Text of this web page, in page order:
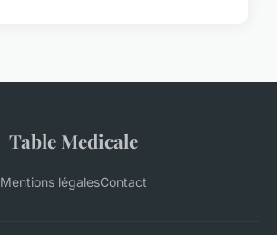
Table Medicale
Mentions légalesContact